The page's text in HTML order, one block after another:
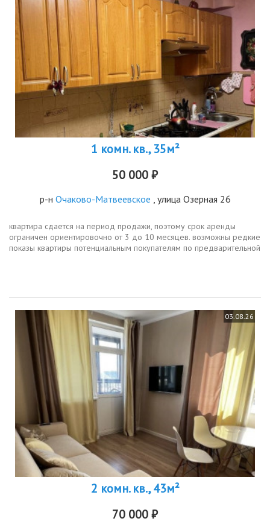
1 комн. кв., 35м²
50 000 ₽
р-н Очаково-Матвеевское , улица Озерная 26
квартира сдается на период продажи, поэтому срок аренды
ограничен ориентировочно от 3 до 10 месяцев. возможны редкие
показы квартиры потенциальным покупателям по предварительной
03.08.26
2 комн. кв., 43м²
70 000 ₽